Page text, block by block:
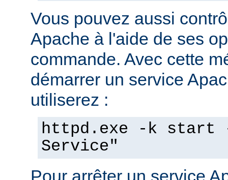
Vous pouvez aussi
Apache à l'aide de ses
commande. Avec cette
démarrer un service
utiliserez :
httpd.exe -k start -
Service"
Pour arrêter un service